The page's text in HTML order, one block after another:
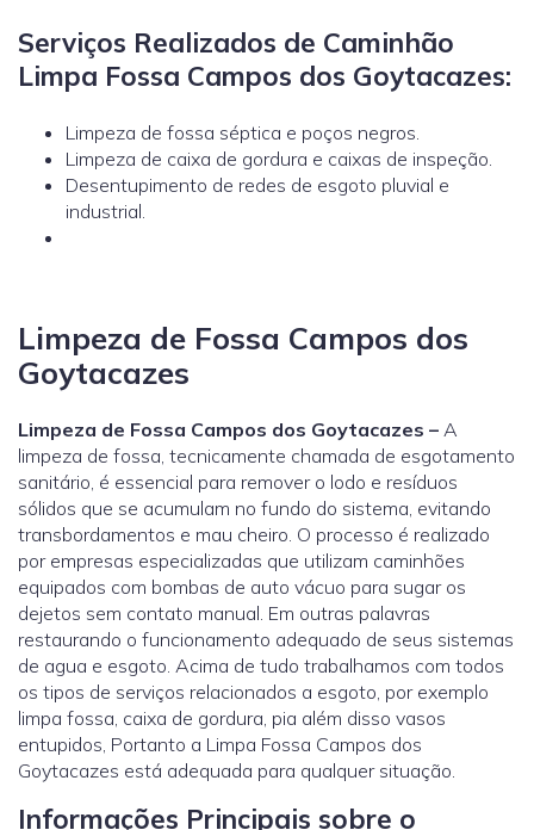
Serviços Realizados de Caminhão
Limpa Fossa Campos dos Goytacazes:
Limpeza de fossa séptica e poços negros.
Limpeza de caixa de gordura e caixas de inspeção.
Desentupimento de redes de esgoto pluvial e
industrial.
Limpeza de Fossa Campos dos
Goytacazes
Limpeza de Fossa Campos dos Goytacazes – A
limpeza de fossa, tecnicamente chamada de esgotamento
sanitário, é essencial para remover o lodo e resíduos
sólidos que se acumulam no fundo do sistema, evitando
transbordamentos e mau cheiro. O processo é realizado
por empresas especializadas que utilizam caminhões
equipados com bombas de auto vácuo para sugar os
dejetos sem contato manual. Em outras palavras
restaurando o funcionamento adequado de seus sistemas
de agua e esgoto. Acima de tudo trabalhamos com todos
os tipos de serviços relacionados a esgoto, por exemplo
limpa fossa, caixa de gordura, pia além disso vasos
entupidos, Portanto a Limpa Fossa Campos dos
Goytacazes está adequada para qualquer situação.
Informações Principais sobre o